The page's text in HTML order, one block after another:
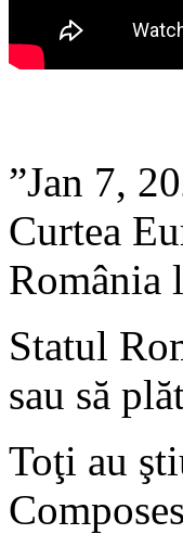
”Jan 7,
Curtea
România
Statul
sau să
Toţi au